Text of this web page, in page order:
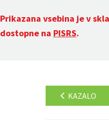
Prikazana vsebina je v
dostopne na PISRS.
KAZALO